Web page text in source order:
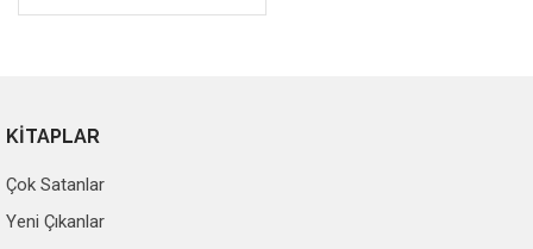
KİTAPLAR
Çok Satanlar
Yeni Çıkanlar